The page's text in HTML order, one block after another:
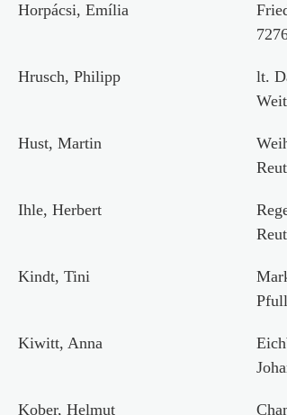
Horpácsi, Emília
Hrusch, Philipp
lt.
Hust, Martin
Ihle, Herbert
Kindt, Tini
Kiwitt, Anna
Kober, Helmut